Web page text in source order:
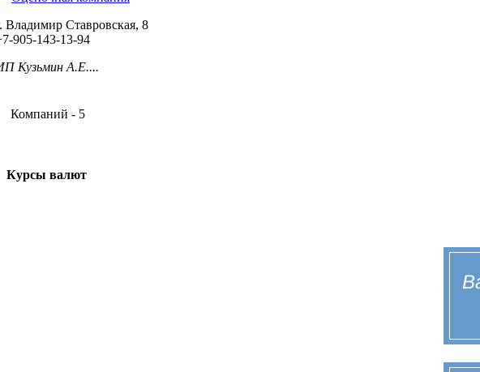
Владимир Ставровская, 8
905-143-13-94
Кузьмин А.Е....
Компаний - 5
Курсы валют